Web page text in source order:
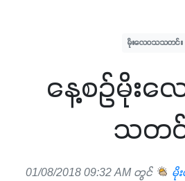
မိုးလေဝသသတင်း
နေ့စဉ်မိုး
သတင်
01/08/2018 09:32 AM တွင် မို